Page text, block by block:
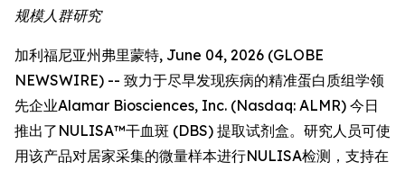
规模人群研究
加利福尼亚州弗里蒙特, June 04, 2026 (GLOBE
NEWSWIRE) -- 致力于尽早发现疾病的精准蛋白质组学领
先企业Alamar Biosciences, Inc. (Nasdaq: ALMR) 今日
推出了NULISA™干血斑 (DBS) 提取试剂盒。研究人员可使
用该产品对居家采集的微量样本进行NULISA检测，支持在